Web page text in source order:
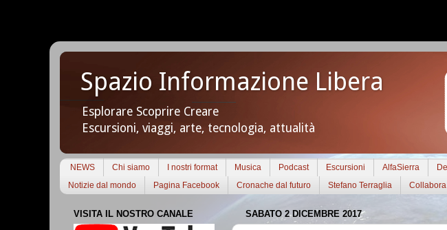
Spazio Informazione Libera
Esplorare Scoprire Creare
Escursioni, viaggi, arte, tecnologia, attualità
NEWS Chi siamo I nostri format Musica Podcast Escursioni AlfaSierra
Notizie dal mondo
Pagina Facebook Cronache dal futuro Stefano Terraglia
SABATO 2 DICEMBRE 2017
VISITA IL NOSTRO CANALE